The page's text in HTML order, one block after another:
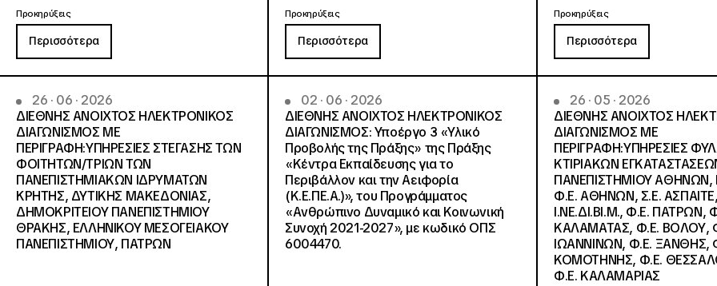
Προκηρύξεις
Περισσότερα
Προκηρύξεις
Περισσότερα
Προκηρύξεις
Περισσότερα
26 · 06 · 2026
ΔΙΕΘΝΗΣ ΑΝΟΙΧΤΟΣ ΗΛΕΚΤΡΟΝΙΚΟΣ
ΔΙΑΓΩΝΙΣΜΟΣ ΜΕ
ΠΕΡΙΓΡΑΦΗ:ΥΠΗΡΕΣΙΕΣ ΣΤΕΓΑΣΗΣ ΤΩΝ
ΦΟΙΤΗΤΩΝ/ΤΡΙΩΝ ΤΩΝ
ΠΑΝΕΠΙΣΤΗΜΙΑΚΩΝ ΙΔΡΥΜΑΤΩΝ
KΡΗΤΗΣ, ΔΥΤΙΚΗΣ ΜΑΚΕΔΟΝΙΑΣ,
ΔΗΜΟΚΡΙΤΕΙΟΥ ΠΑΝΕΠΙΣΤΗΜΙΟΥ
ΘΡΑΚΗΣ, ΕΛΛΗΝΙΚΟΥ ΜΕΣΟΓΕΙΑΚΟΥ
ΠΑΝΕΠΙΣΤΗΜΙΟΥ, ΠΑΤΡΩΝ
02 · 06 · 2026
ΔΙΕΘΝΗΣ ΑΝΟΙΧΤΟΣ ΗΛΕΚΤΡΟΝΙΚΟΣ
ΔΙΑΓΩΝΙΣΜΟΣ: Υποέργο 3 «Υλικό
Προβολής της Πράξης» της Πράξης
«Κέντρα Εκπαίδευσης για το
Περιβάλλον και την Αειφορία
(Κ.Ε.ΠΕ.Α.)», του Προγράμματος
«Ανθρώπινο Δυναμικό και Κοινωνική
Συνοχή 2021-2027», με κωδικό ΟΠΣ
6004470.
26 · 05 · 2026
ΔΙΕΘΝΗΣ ΑΝΟΙΧΤΟΣ
ΔΙΑΓΩΝΙΣΜΟΣ ΜΕ
ΠΕΡΙΓΡΑΦΗ:ΥΠΗΡΕΣΙΕΣ
ΚΤΙΡΙΑΚΩΝ
ΠΑΝΕΠΙΣΤΗΜΙΟΥ ΑΘΗΝΩΝ,
Φ.Ε. ΑΘΗΝΩΝ, Σ.Ε.
Ι.ΝΕ.ΔΙ.ΒΙ.Μ., Φ.Ε. ΠΑΤΡΩΝ,
ΚΑΛΑΜΑΤΑΣ, Φ.Ε. ΒΟΛΟΥ,
ΙΩΑΝΝΙΝΩΝ, Φ.Ε. ΞΑΝΘΗΣ,
ΚΟΜΟΤΗΝΗΣ, Φ.Ε.
Φ.Ε. ΚΑΛΑΜΑΡΙΑΣ